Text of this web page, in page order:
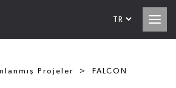
Projeler FALCON